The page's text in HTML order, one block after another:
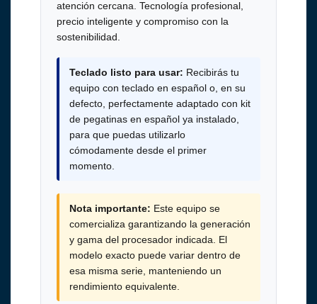
atención cercana. Tecnología profesional,
precio inteligente y compromiso con la
sostenibilidad.
Teclado listo para usar: Recibirás tu
equipo con teclado en español o, en su
defecto, perfectamente adaptado con kit
de pegatinas en español ya instalado,
para que puedas utilizarlo
cómodamente desde el primer
momento.
Nota importante: Este equipo se
comercializa garantizando la generación
y gama del procesador indicada. El
modelo exacto puede variar dentro de
esa misma serie, manteniendo un
rendimiento equivalente.